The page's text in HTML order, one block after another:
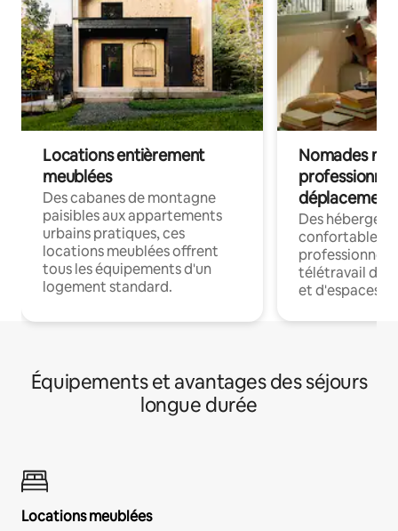
Locations entièrement
meublées
Des cabanes de montagne
paisibles aux appartements
urbains pratiques, ces
locations meublées offrent
tous les équipements d'un
logement standard.
Nomades
déplacement
Des
confortables
professionnels
télétravail
et d'espaces
Équipements et avantages des séjours
longue durée
Locations meublées